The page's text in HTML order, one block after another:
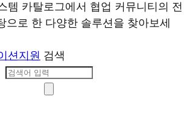
템 카탈로그에서 협업 커뮤니티의 전
으로 한 다양한 솔루션을 찾아보세
션지원 검색